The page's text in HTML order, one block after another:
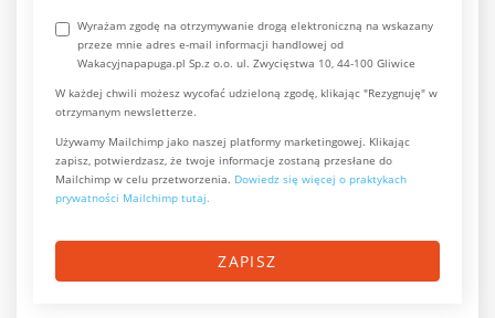
Wyrażam zgodę na otrzymywanie drogą elektroniczną na wskazany
przeze mnie adres e-mail informacji handlowej od
Wakacyjnapapuga.pl Sp.z o.o. ul. Zwycięstwa 10, 44-100 Gliwice
W każdej chwili możesz wycofać udzieloną zgodę, klikając "Rezygnuję" w
otrzymanym newsletterze.
Używamy Mailchimp jako naszej platformy marketingowej. Klikając
zapisz, potwierdzasz, że twoje informacje zostaną przesłane do
Mailchimp w celu przetworzenia. Dowiedz się więcej o praktykach
prywatności Mailchimp tutaj.
ZAPISZ